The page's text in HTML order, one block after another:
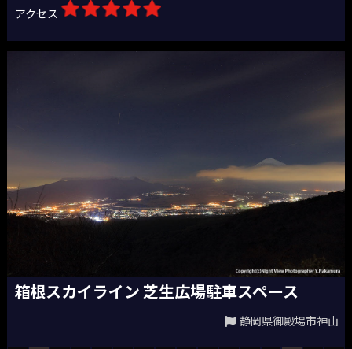
アクセス
箱根スカイライン 芝生広場駐車スペース
静岡県御殿場市神山